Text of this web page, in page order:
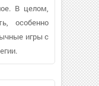
В целом,
особенно
игры с